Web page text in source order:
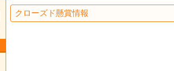
クローズド懸賞情報